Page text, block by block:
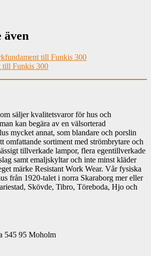
även
till Funkis 300
säljer kvalitetsvaror för hus och
kan begära av en välsorterad
mycket annat, som blandare och porslin
omfattande sortiment med strömbrytare och
tillverkade lampor, flera egentillverkade
samt emaljskyltar och inte minst kläder
märke Resistant Work Wear. Vår fysiska
från 1920-talet i norra Skaraborg mer eller
Skövde, Tibro, Töreboda, Hjo och
545 95 Moholm